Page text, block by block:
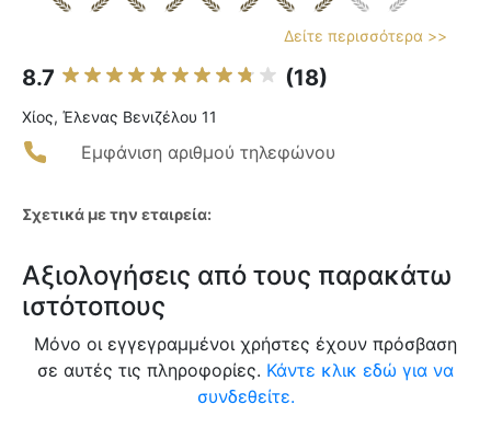
Δείτε περισσότερα >>
8.7 (18)
Χίος, Έλενας Βενιζέλου 11
Εμφάνιση αριθμού τηλεφώνου
Σχετικά με την εταιρεία:
Αξιολογήσεις από τους παρακάτω
ιστότοπους
Μόνο οι εγγεγραμμένοι χρήστες έχουν πρόσβαση
σε αυτές τις πληροφορίες. Κάντε κλικ εδώ για να
συνδεθείτε.